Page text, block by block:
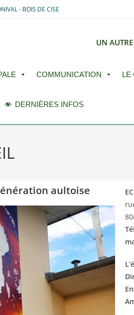
- BOIS DE CISE
UN
COMMUNICATION LE
DERNIÈRES INFOS
aultoise